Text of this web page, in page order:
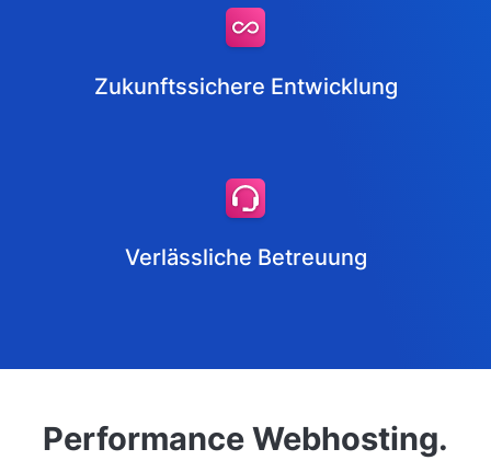
Zukunftssichere Entwicklung
Verlässliche Betreuung
Performance Webhosting.